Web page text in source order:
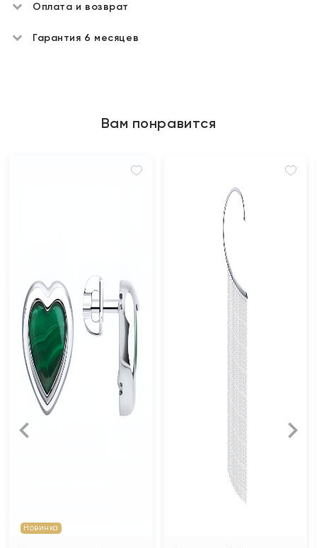
Оплата и возврат
Гарантия 6 месяцев
Вам понравится
Новинка